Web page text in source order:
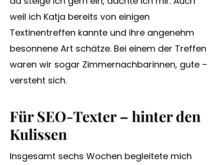
weil ich Katja bereits von einigen
Textinentreffen kannte und ihre angenehm
besonnene Art schätze. Bei einem der Treffen
waren wir sogar Zimmernachbarinnen, gute –
versteht sich.
Für SEO-Texter – hinter den
Kulissen
Insgesamt sechs Wochen begleitete mich